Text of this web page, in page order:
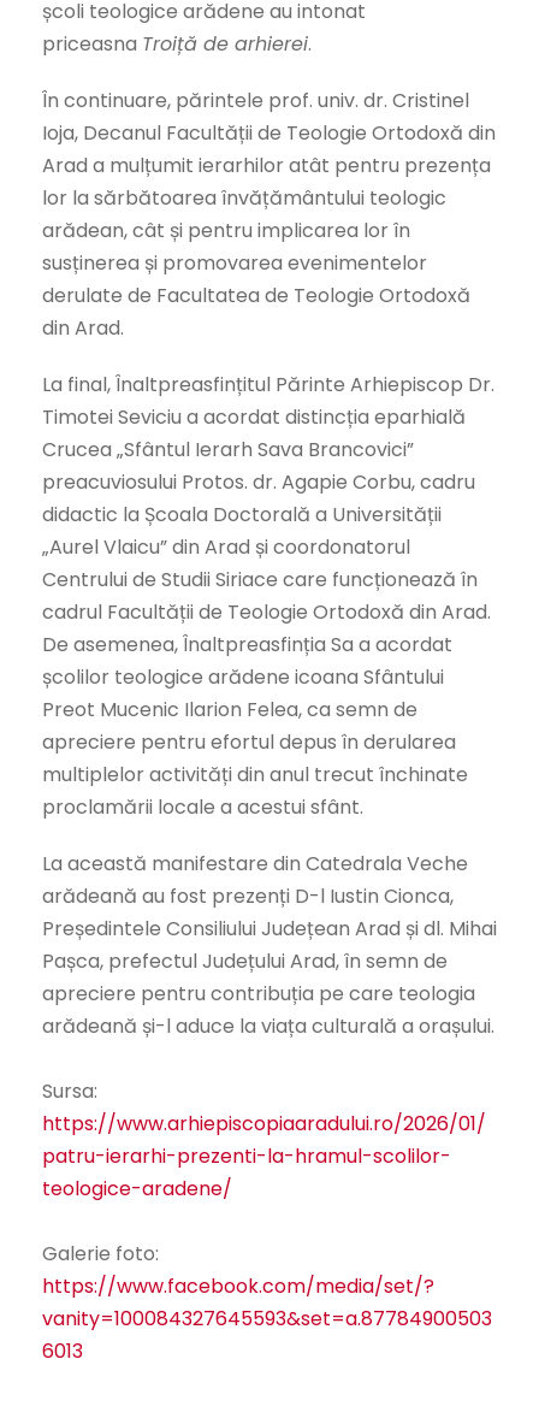
școli teologice arădene au intonat
priceasna Troiță de arhierei.
În continuare, părintele prof. univ. dr. Cristinel
Ioja, Decanul Facultății de Teologie Ortodoxă din
Arad a mulțumit ierarhilor atât pentru prezența
lor la sărbătoarea învățământului teologic
arădean, cât și pentru implicarea lor în
susținerea și promovarea evenimentelor
derulate de Facultatea de Teologie Ortodoxă
din Arad.
La final, Înaltpreasfințitul Părinte Arhiepiscop Dr.
Timotei Seviciu a acordat distincția eparhială
Crucea „Sfântul Ierarh Sava Brancovici”
preacuviosului Protos. dr. Agapie Corbu, cadru
didactic la Școala Doctorală a Universității
„Aurel Vlaicu” din Arad și coordonatorul
Centrului de Studii Siriace care funcționează în
cadrul Facultății de Teologie Ortodoxă din Arad.
De asemenea, Înaltpreasfinția Sa a acordat
școlilor teologice arădene icoana Sfântului
Preot Mucenic Ilarion Felea, ca semn de
apreciere pentru efortul depus în derularea
multiplelor activități din anul trecut închinate
proclamării locale a acestui sfânt.
La această manifestare din Catedrala Veche
arădeană au fost prezenți D-l Iustin Cionca,
Președintele Consiliului Județean Arad și dl. Mihai
Pașca, prefectul Județului Arad, în semn de
apreciere pentru contribuția pe care teologia
arădeană și-l aduce la viața culturală a orașului.
Sursa:
https://www.arhiepiscopiaaradului.ro/2026/01/
patru-ierarhi-prezenti-la-hramul-scolilor-
teologice-aradene/
Galerie foto:
https://www.facebook.com/media/set/?
vanity=100084327645593&set=a.87784900503
6013